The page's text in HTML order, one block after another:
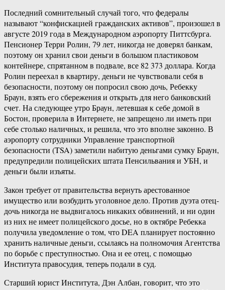
Последний сомнительный случай того, что федералы
называют “конфискацией гражданских активов”, произошел в
августе 2019 года в Международном аэропорту Питтсбурга.
Пенсионер Терри Ролин, 79 лет, никогда не доверял банкам,
поэтому он хранил свои деньги в большом пластиковом
контейнере, спрятанном в подвале, все 82 373 доллара. Когда
Ролин переехал в квартиру, деньги не чувствовали себя в
безопасности, поэтому он попросил свою дочь, Ребекку
Браун, взять его сбережения и открыть для него банковский
счет. На следующее утро Браун, летевшая к себе домой в
Бостон, проверила в Интернете, не запрещено ли иметь при
себе столько наличных, и решила, что это вполне законно. В
аэропорту сотрудники Управление транспортной
безопасности (TSA) заметили набитую деньгами сумку Браун,
предупредили полицейских штата Пенсильвания и УБН, и
деньги были изъяты.
Закон требует от правительства вернуть арестованное
имущество или возбудить уголовное дело. Против дуэта отец-
дочь никогда не выдвигалось никаких обвинений, и ни один
из них не имеет полицейского досье, но в октябре Ребекка
получила уведомление о том, что DEA планирует постоянно
хранить наличные деньги, ссылаясь на полномочия Агентства
по борьбе с преступностью. Она и ее отец, с помощью
Института правосудия, теперь подали в суд.
Старший юрист Института, Дэн Албан, говорит, что это